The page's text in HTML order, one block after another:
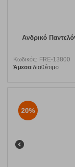
Ανδρικό
Κωδικός: FRE-13800
Άμεσα διαθέσιμο
20%